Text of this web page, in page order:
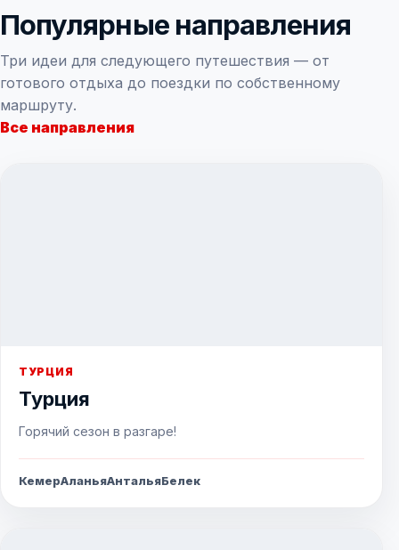
Популярные направления
Три идеи для следующего путешествия — от
готового отдыха до поездки по собственному
маршруту.
Все направления
ТУРЦИЯ
Турция
Горячий сезон в разгаре!
КемерАланьяАнтальяБелек